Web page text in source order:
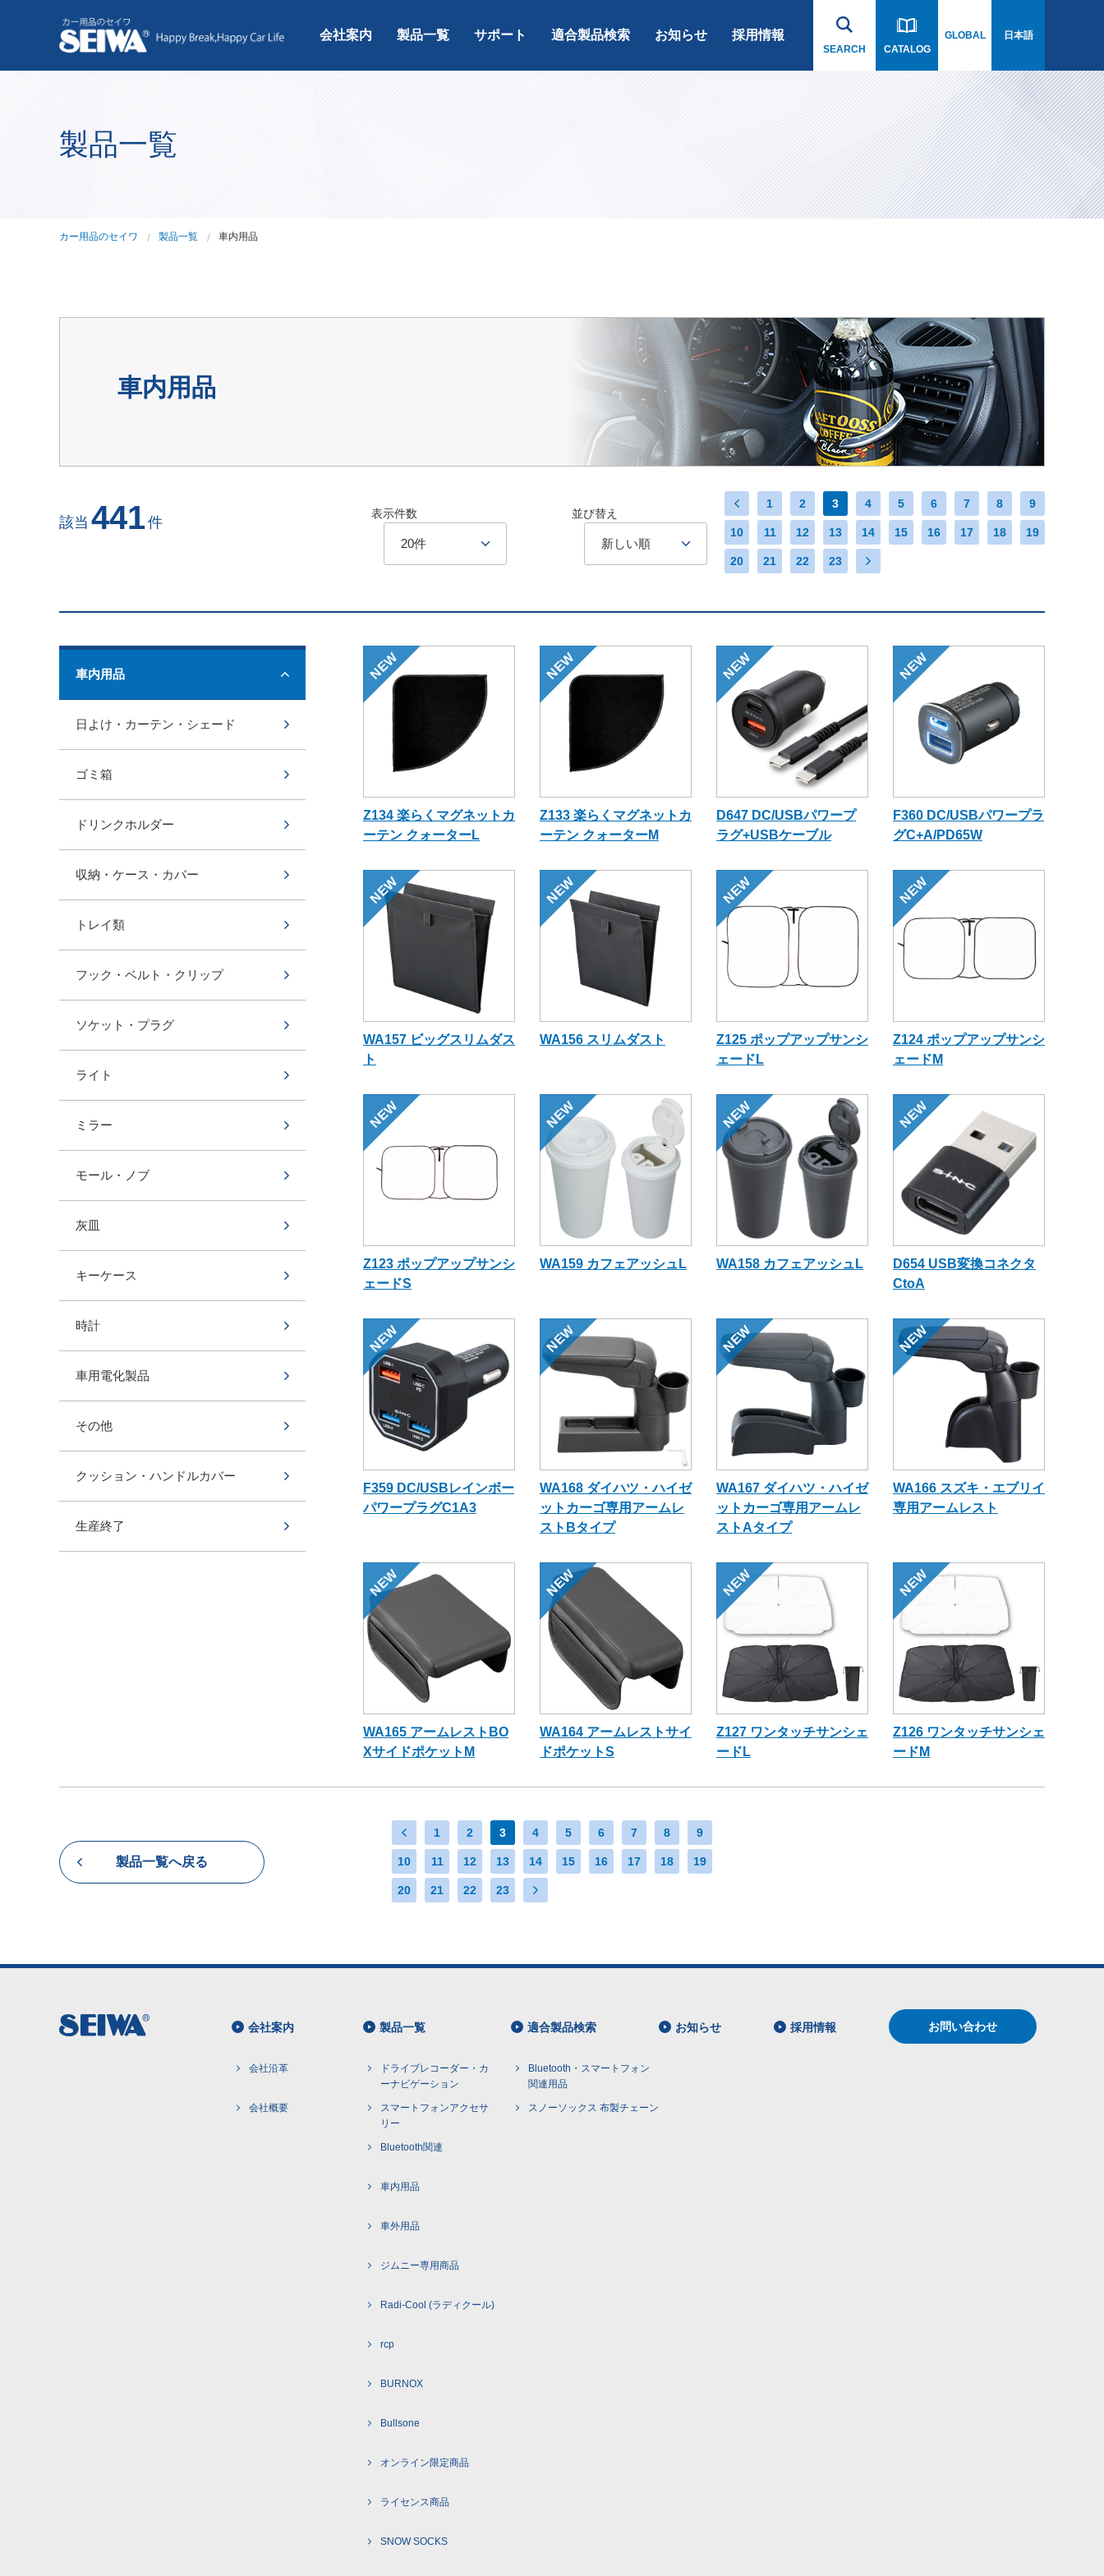
会社案内 製品一覧 サポート 適合製品検索 お知らせ 採用情報
SEARCH CATALOG
GLOBAL 日本語
製品一覧
カー用品のセイワ 製品一覧 車内用品
車内用品
該当 441件
表示件数
20件
並び替え
新しい順
1 2 3 4 5 6 7 8 9
10 11 12 13 14 15 16 17 18 19
20 21 22 23
NEW
Z134 楽らくマグネットカ
ーテン クォーターL
NEW
Z133 楽らくマグネットカ
ーテン クォーターM
NEW
D647 DC/USBパワープ
ラグ+USBケーブル
NEW
F360 DC/USBパワープラ
グC+A/PD65W
NEW
WA157 ビッグスリムダス
ト
NEW
WA156 スリムダスト
NEW
Z125 ポップアップサンシ
ェードL
NEW
Z124 ポップアップサンシ
ェードM
NEW
Z123 ポップアップサンシ
ェードS
NEW
WA159 カフェアッシュL
NEW
WA158 カフェアッシュL
NEW
D654 USB変換コネクタ
CtoA
NEW
F359 DC/USBレインボー
パワープラグC1A3
NEW
WA168 ダイハツ・ハイゼ
ットカーゴ専用アームレ
ストBタイプ
NEW
WA167 ダイハツ・ハイゼ
ットカーゴ専用アームレ
ストAタイプ
NEW
WA166 スズキ・エブリイ
専用アームレスト
NEW
WA165 アームレストBO
XサイドポケットM
NEW
WA164 アームレストサイ
ドポケットS
NEW
Z127 ワンタッチサンシェ
ードL
NEW
Z126 ワンタッチサンシェ
ードM
車内用品
日よけ・カーテン・シェード
ゴミ箱
ドリンクホルダー
収納・ケース・カバー
トレイ類
フック・ベルト・クリップ
ソケット・プラグ
ライト
ミラー
モール・ノブ
灰皿
キーケース
時計
車用電化製品
その他
クッション・ハンドルカバー
生産終了
製品一覧へ戻る
1 2 3 4 5 6 7 8 9
10 11 12 13 14 15 16 17 18 19
20 21 22 23
会社案内
会社沿革
会社概要
製品一覧
ドライブレコーダー・カ
ーナビゲーション
スマートフォンアクセサ
リー
Bluetooth関連
車内用品
車外用品
ジムニー専用商品
Radi-Cool (ラディクール)
rcp
BURNOX
Bullsone
オンライン限定商品
ライセンス商品
SNOW SOCKS
適合製品検索
Bluetooth・スマートフォン
関連用品
スノーソックス 布製チェーン
お知らせ 採用情報 お問い合わせ